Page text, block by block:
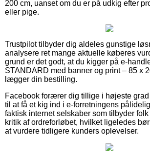
200 cm, uanset om du er på udkig efter
eller pige.
Trustpilot tilbyder dig aldeles gunstige
analysere ret mange aktuelle køberes
grund er det godt, at du kigger på e-
STANDARD med banner og print – 85 x
lægger din bestilling.
Facebook forærer dig tillige i højeste
til at få et kig ind i e-forretningens
faktisk internet selskaber som tilbyder
kritik af ordreforløbet, hvilket ligeledes
at vurdere tidligere kunders oplevelser.